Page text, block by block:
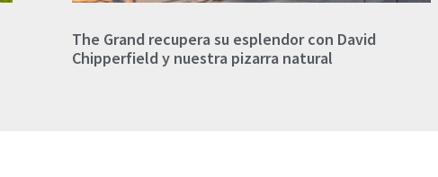
The Grand recupera su esplendor con David
Chipperfield y nuestra pizarra natural